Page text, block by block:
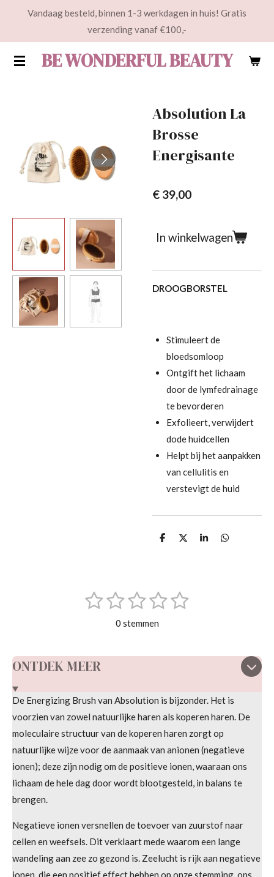
de
BE WONDERFUL BEAUTY
Vandaag besteld, binnen 1-3 werkdagen in huis! Gratis
verzending vanaf €100,-
Absolution La
Brosse
Energisante
€ 39,00
In winkelwagen
DROOGBORSTEL
Stimuleert de
bloedsomloop
Ontgift het lichaam
door de lymfedrainage
te bevorderen
Exfolieert, verwijdert
dode huidcellen
Helpt bij het aanpakken
van cellulitis en
verstevigt de huid
D
D
S
D
n
:
0
s
t
e
r
r
n
1
e
r
2
e
r
e
n
3
s
e
r
e
n
4
s
e
r
e
n
5
e
r
e
n
0 stemmen
ONTDEK MEER
De Energizing Brush van Absolution is bijzonder. Het is
voorzien van zowel natuurlijke haren als koperen haren. De
moleculaire structuur van de koperen haren zorgt op
natuurlijke wijze voor de aanmaak van anionen (negatieve
ionen); deze zijn nodig om de positieve ionen, waaraan ons
lichaam de hele dag door wordt blootgesteld, in balans te
brengen.
Negatieve ionen versnellen de toevoer van zuurstof naar
cellen en weefsels. Dit verklaart mede waarom een ​​lange
wandeling aan zee zo gezond is. Zeelucht is rijk aan negatieve
ionen, die een positief effect hebben op onze stemming, ons